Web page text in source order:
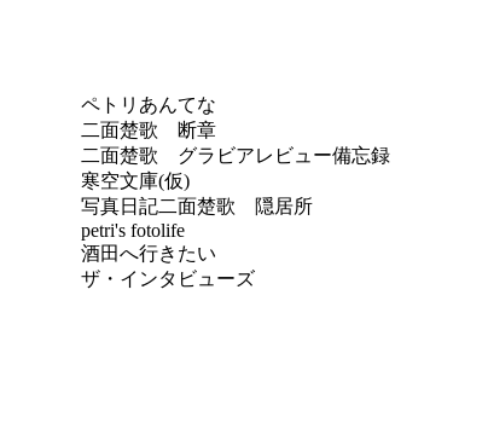
ペトリあんてな
二面楚歌 断章
二面楚歌 グラビアレビュー備忘録
寒空文庫(仮)
写真日記二面楚歌 隠居所
petri's fotolife
酒田へ行きたい
ザ・インタビューズ